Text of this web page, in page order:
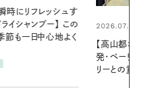
けも素敵な大人の
の一日。汗ば